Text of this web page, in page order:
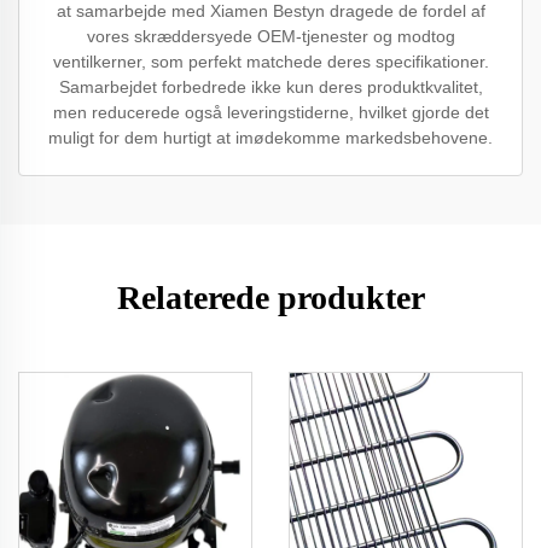
at samarbejde med Xiamen Bestyn dragede de fordel af
vores skræddersyede OEM-tjenester og modtog
ventilkerner, som perfekt matchede deres specifikationer.
Samarbejdet forbedrede ikke kun deres produktkvalitet,
men reducerede også leveringstiderne, hvilket gjorde det
muligt for dem hurtigt at imødekomme markedsbehovene.
Relaterede produkter